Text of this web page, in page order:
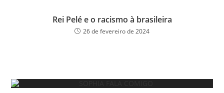
Rei Pelé e o racismo à brasileira
26 de fevereiro de 2024